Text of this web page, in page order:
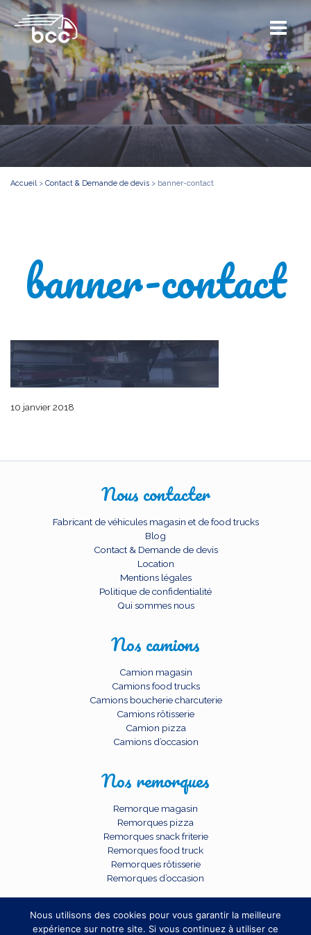
Accueil> Contact & Demande de devis > banner-contact
banner-contact
10 janvier 2018
Nous contacter
Fabricant de véhicules magasin et de food trucks
Blog
Contact & Demande de devis
Location
Mentions légales
Politique de confidentialité
Qui sommes nous
Nos camions
Camion magasin
Camions food trucks
Camions boucherie charcuterie
Camions rôtisserie
Camion pizza
Camions d’occasion
Nos remorques
Remorque magasin
Remorques pizza
Remorques snack friterie
Remorques food truck
Remorques rôtisserie
Remorques d’occasion
Nous utilisons des cookies pour vous garantir la meilleure
expérience sur notre site. Si vous continuez à utiliser ce